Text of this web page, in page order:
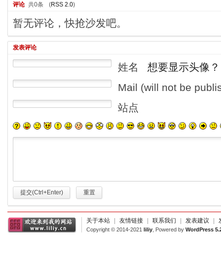
评论 共0条 (RSS 2.0)
暂无评论，快抢沙发吧。
发表评论
姓名
想要显示头像？
Mail (will not be
站点
提交(Ctrl+Enter) 重置
关于本站 | 友情链接 | 联系我们 | 发表建议 |
Copyright © 2014-2021 liliy , Powered by WordPress